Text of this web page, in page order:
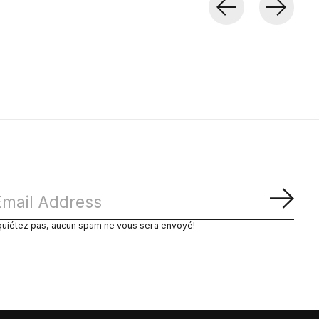
pas, aucun spam ne vous sera envoyé!